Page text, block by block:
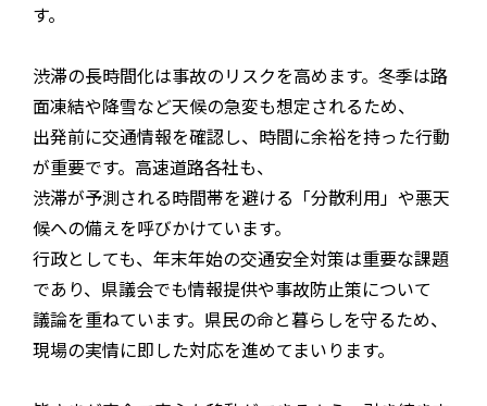
す。
渋滞の長時間化は事故のリスクを高めます。冬季は路
面凍結や降雪など天候の急変も想定されるため、
出発前に交通情報を確認し、時間に余裕を持った行動
が重要です。高速道路各社も、
渋滞が予測される時間帯を避ける「分散利用」や悪天
候への備えを呼びかけています。
行政としても、年末年始の交通安全対策は重要な課題
であり、県議会でも情報提供や事故防止策について
議論を重ねています。県民の命と暮らしを守るため、
現場の実情に即した対応を進めてまいります。